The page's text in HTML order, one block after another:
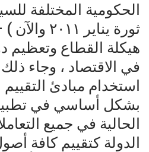
الحكومية المختلفة
ثورة يناير
هيكلة القطاع
في الاقتصاد ، وجاء
استخدام مبادئ
بشكل أساسي في
الحالية في جميع
الدولة كتقييم كافة